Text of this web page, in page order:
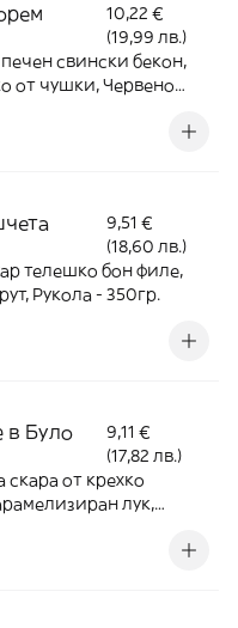
10,22 €
(19,99 лв.)
свински бекон,
от чушки, Червено
9,51 €
(18,60 лв.)
телешко бон филе,
Рукола - 350гр.
Було
9,11 €
(17,82 лв.)
скара от крехко
лук,